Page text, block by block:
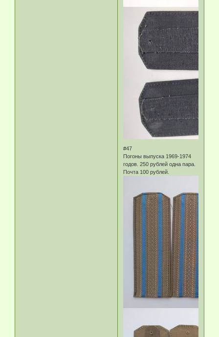
#47
Погоны выпуска 1969-1974
годов. 250 рублей одна пара.
Почта 100 рублей.